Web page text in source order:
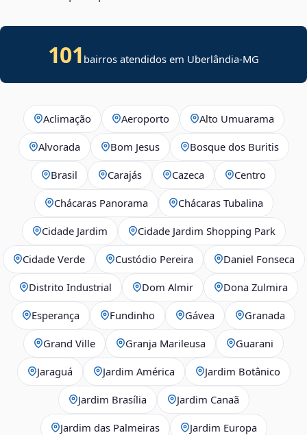
101 bairros atendidos em Uberlândia-MG
Aclimação Aeroporto Alto Umuarama
Alvorada Bom Jesus Bosque dos Buritis
Brasil Carajás Cazeca Centro
Chácaras Panorama Chácaras Tubalina
Cidade Jardim Cidade Jardim Shopping Park
Cidade Verde Custódio Pereira Daniel Fonseca
Distrito Industrial Dom Almir Dona Zulmira
Esperança Fundinho Gávea Granada
Grand Ville Granja Marileusa Guarani
Jaraguá Jardim América Jardim Botânico
Jardim Brasília Jardim Canaã
Jardim das Palmeiras Jardim Europa